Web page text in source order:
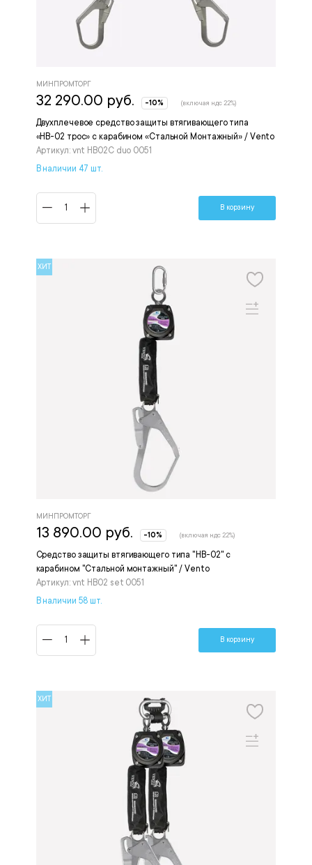
Двухплечевое средство защиты втягивающего типа
«НВ-02 трос» с карабином «Стальной Монтажный» / Vento
Артикул: vnt HB02C duo 0051
МИНПРОМТОРГ
32 290.00 руб. -10% (включая ндс 22%)
В наличии 47 шт.
В корзину
ХИТ
Средство защиты втягивающего типа "НВ-02" с
карабином "Стальной монтажный" / Vento
Артикул: vnt НВ02 set 0051
МИНПРОМТОРГ
13 890.00 руб. -10% (включая ндс 22%)
В наличии 58 шт.
В корзину
ХИТ